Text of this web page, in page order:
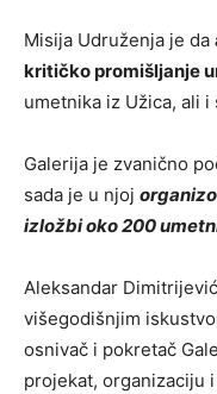
Misija Udruženja je da
kritičko promišljanje
umetnika iz Užica, ali
Galerija je zvanično
sada je u njoj o
izložbi oko 200
Aleksandar
višegodišnjim
osnivač i pokretač
projekat, organizaciju